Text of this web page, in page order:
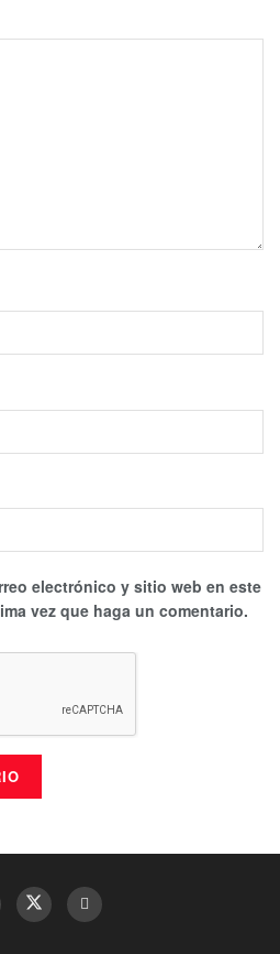
electrónico y sitio web en este
vez que haga un comentario.